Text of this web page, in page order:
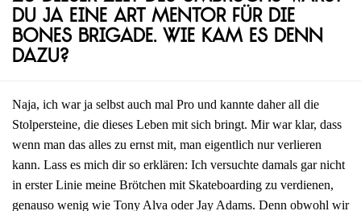
du ja eine Art Mentor für die
Bones Brigade. Wie kam es denn
dazu?
Naja, ich war ja selbst auch mal Pro und kannte daher all die
Stolpersteine, die dieses Leben mit sich bringt. Mir war klar, dass
wenn man das alles zu ernst mit, man eigentlich nur verlieren
kann. Lass es mich dir so erklären: Ich versuchte damals gar nicht
in erster Linie meine Brötchen mit Skateboarding zu verdienen,
genauso wenig wie Tony Alva oder Jay Adams. Denn obwohl wir